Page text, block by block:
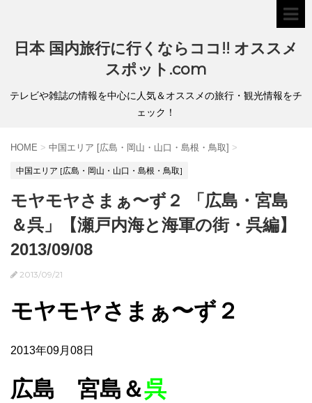
日本 国内旅行に行くならココ!! オススメ
スポット.com
テレビや雑誌の情報を中心に人気＆オススメの旅行・観光情報をチ
ェック！
HOME > 中国エリア [広島・岡山・山口・島根・鳥取] >
中国エリア [広島・岡山・山口・島根・鳥取]
モヤモヤさまぁ〜ず２ 「広島・宮島
＆呉」【瀬戸内海と海軍の街・呉編】
2013/09/08
2013/09/21
モヤモヤさまぁ〜ず２
2013年09月08日
広島 宮島＆呉